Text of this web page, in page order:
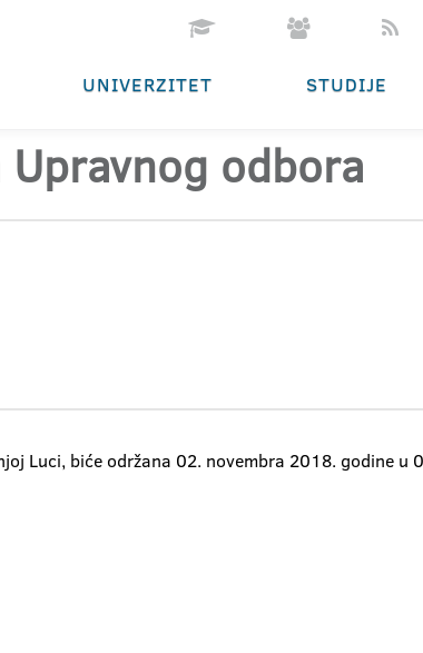
UNIVERZITET STUDIJE
odbora
Luci, biće održana 02. novembra 2018. godine